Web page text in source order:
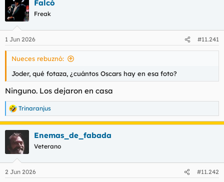
Falcó
Freak
1 Jun 2026 #11.241
Nueces rebuznó:
Joder, qué fotaza, ¿cuántos Oscars hay en esa foto?
Ninguno. Los dejaron en casa
R
e
a
c
i
e
Trinaranjus
Enemas_de_fabada
Veterano
2 Jun 2026 #11.242